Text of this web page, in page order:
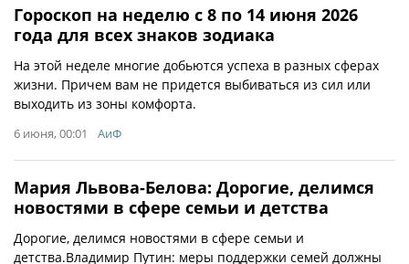
Гороскоп на неделю с 8 по 14 июня 2026
года для всех знаков зодиака
На этой неделе многие добьются успеха в разных сферах
жизни. Причем вам не придется выбиваться из сил или
выходить из зоны комфорта.
6 июня, 00:01 АиФ
Мария Львова-Белова: Дорогие, делимся
новостями в сфере семьи и детства
Дорогие, делимся новостями в сфере семьи и
детства.Владимир Путин: меры поддержки семей должны